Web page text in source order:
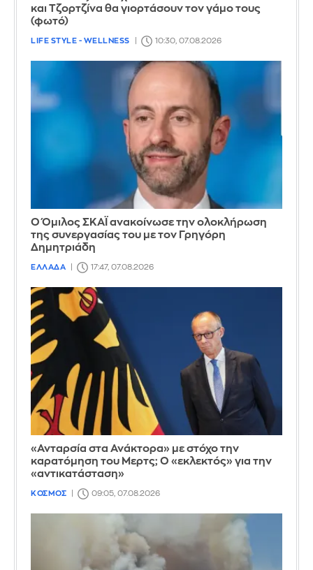
και Τζορτζίνα θα γιορτάσουν τον γάμο τους
(φωτό)
LIFE STYLE - WELLNESS 10:30, 07.08.2026
Ο Όμιλος ΣΚΑΪ ανακοίνωσε την ολοκλήρωση
της συνεργασίας του με τον Γρηγόρη
Δημητριάδη
ΕΛΛΑΔΑ 17:47, 07.08.2026
«Ανταρσία στα Ανάκτορα» με στόχο την
καρατόμηση του Μερτς; Ο «εκλεκτός» για την
«αντικατάσταση»
ΚΟΣΜΟΣ 09:05, 07.08.2026